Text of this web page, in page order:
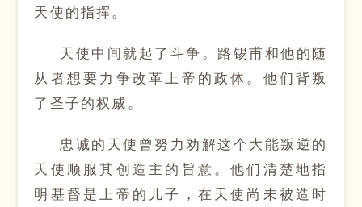
天使的指挥。
天使中间就起了斗争。路锡甫和他的随
从者想要力争改革上帝的政体。他们背叛
了圣子的权威。
忠诚的天使曾努力劝解这个大能叛逆的
天使顺服其创造主的旨意。他们清楚地指
明基督是上帝的儿子，在天使尚未被造时